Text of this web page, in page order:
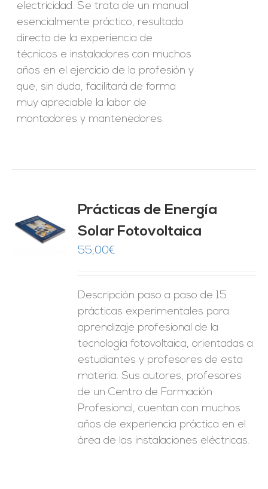
electricidad. Se trata de un manual
esencialmente práctico, resultado
directo de la experiencia de
técnicos e instaladores con muchos
años en el ejercicio de la profesión y
que, sin duda, facilitará de forma
muy apreciable la labor de
montadores y mantenedores.
Prácticas de Energía
Solar Fotovoltaica
55,00€
Descripción paso a paso de 15
prácticas experimentales para
aprendizaje profesional de la
tecnología fotovoltaica, orientadas a
estudiantes y profesores de esta
materia. Sus autores, profesores
de un Centro de Formación
Profesional, cuentan con muchos
años de experiencia práctica en el
área de las instalaciones eléctricas.